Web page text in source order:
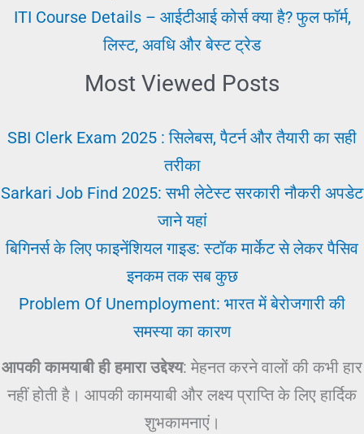
PDF
ITI Course Details – आईटीआई कोर्स क्या है? फुल फॉर्म,
लिस्ट, अवधि और बेस्ट ट्रेड
Most Viewed Posts
SBI Clerk Exam 2025 : सिलेबस, पैटर्न और तैयारी का सही
तरीका
Sarkari Job Find 2025: सभी लेटेस्ट सरकारी नौकरी अपडेट
जाने यहां
बिगिनर्स के लिए फाइनेंशियल गाइड: स्टॉक मार्केट से लेकर पैसिव
इनकम तक सब कुछ
Problem Of Unemployment: भारत में बेरोजगारी की
समस्या का कारण
आपकी कामयाबी ही हमारा उद्देश्य: मेहनत करने वालों की कभी हार
नहीं होती है। आपकी कामयाबी और लक्ष्य प्राप्ति के लिए हार्दिक
शुभकामनाएं।